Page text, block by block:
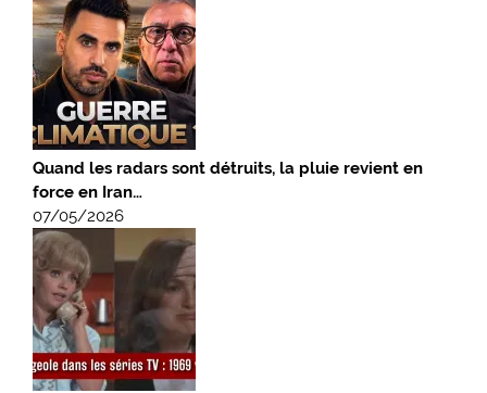
Quand les radars sont détruits, la pluie revient en
force en Iran…
07/05/2026